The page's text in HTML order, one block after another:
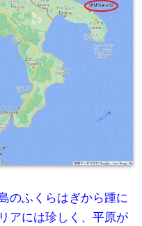
のふくらはぎから踵に
アには珍しく、平原が